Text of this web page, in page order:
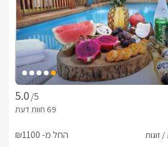
/5
החל מ- ₪1100